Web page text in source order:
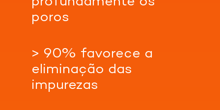
Acessar
poros
> 90% favorece a
eliminação das
impurezas